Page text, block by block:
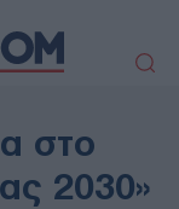
στο
2030»